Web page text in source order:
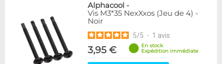
Alphacool -
Vis M3*35 NexXxos (Jeu de 4) -
Noir
5/5 - 1 avis
3,95 €
En stock
Expédition immédiate